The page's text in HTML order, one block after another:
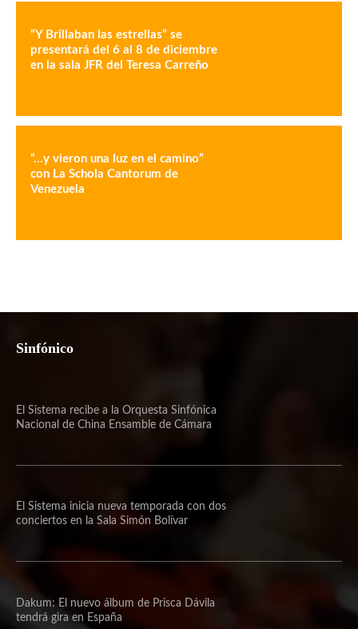
“Y Brillaban las estrellas” se
presentará del 6 al 8 de diciembre
en la sala JFR del Teresa Carreño
“…y vieron una luz en el camino”
con La Schola Cantorum de
Venezuela
Sinfónico
El Sistema recibe a la Orquesta Sinfónica
Nacional de China Ensamble de Cámara
El Sistema inicia nueva temporada con dos
conciertos en la Sala Simón Bolívar
Dakum: El nuevo álbum de Prisca Dávila
tendrá gira en España